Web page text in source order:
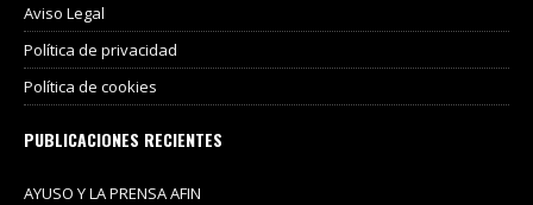
Aviso Legal
Política de privacidad
Política de cookies
PUBLICACIONES RECIENTES
AYUSO Y LA PRENSA AFIN